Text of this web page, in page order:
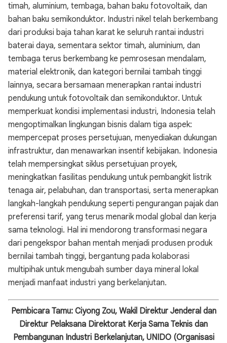
timah, aluminium, tembaga, bahan baku fotovoltaik, dan
bahan baku semikonduktor. Industri nikel telah berkembang
dari produksi baja tahan karat ke seluruh rantai industri
baterai daya, sementara sektor timah, aluminium, dan
tembaga terus berkembang ke pemrosesan mendalam,
material elektronik, dan kategori bernilai tambah tinggi
lainnya, secara bersamaan menerapkan rantai industri
pendukung untuk fotovoltaik dan semikonduktor. Untuk
memperkuat kondisi implementasi industri, Indonesia telah
mengoptimalkan lingkungan bisnis dalam tiga aspek:
mempercepat proses persetujuan, menyediakan dukungan
infrastruktur, dan menawarkan insentif kebijakan. Indonesia
telah mempersingkat siklus persetujuan proyek,
meningkatkan fasilitas pendukung untuk pembangkit listrik
tenaga air, pelabuhan, dan transportasi, serta menerapkan
langkah-langkah pendukung seperti pengurangan pajak dan
preferensi tarif, yang terus menarik modal global dan kerja
sama teknologi. Hal ini mendorong transformasi negara
dari pengekspor bahan mentah menjadi produsen produk
bernilai tambah tinggi, bergantung pada kolaborasi
multipihak untuk mengubah sumber daya mineral lokal
menjadi manfaat industri yang berkelanjutan.
Pembicara Tamu: Ciyong Zou, Wakil Direktur Jenderal dan
Direktur Pelaksana Direktorat Kerja Sama Teknis dan
Pembangunan Industri Berkelanjutan, UNIDO (Organisasi